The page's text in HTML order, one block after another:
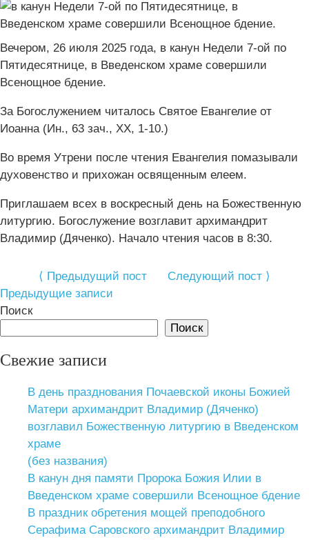
Вечером, 26 июля 2025 года, в канун Недели 7-ой по
Пятидесятнице, в Введенском храме совершили
Всенощное бдение.
За Богослужением читалось Святое Евангелие от
Иоанна (Ин., 63 зач., XX, 1-10.)
Во время Утрени после чтения Евангелия помазывали
духовенство и прихожан освященным елеем.
Приглашаем всех в воскресный день на Божественную
литургию. Богослужение возглавит архимандрит
Владимир (Дяченко). Начало чтения часов в 8:30.
⟨ Предыдущий пост Следующий пост ⟩
Навигация
по
записям
Предыдущие записи
Поиск
Поиск
Свежие записи
В день празднования Почаевской иконы Божией
Матери архимандрит Владимир (Дяченко)
возглавил Божественную литургию в Введенском
храме
(без названия)
В канун дня памяти Пророка Божия Илии в
Введенском храме совершили Всенощное бдение
В праздник обретения мощей преподобного
Серафима Саровского архимандрит Владимир